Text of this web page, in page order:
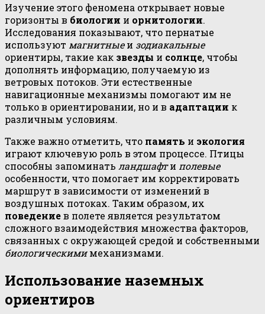
Изучение этого феномена открывает новые
горизонты в биологии и орнитологии.
Исследования показывают, что пернатые
используют магнитныеи зодиакальные
ориентиры, такие как звезды и солнце, чтобы
дополнять информацию, получаемую из
ветровых потоков. Эти естественные
навигационные механизмы помогают им не
только в ориентировании, но и в адаптации к
различным условиям.
Также важно отметить, что память и экология
играют ключевую роль в этом процессе. Птицы
способны запоминать ландшафти полевые
особенности, что помогает им корректировать
маршрут в зависимости от изменений в
воздушных потоках. Таким образом, их
поведениев полете является результатом
сложного взаимодействия множества факторов,
связанных с окружающей средой и собственными
биологическимимеханизмами.
Использование наземных
ориентиров